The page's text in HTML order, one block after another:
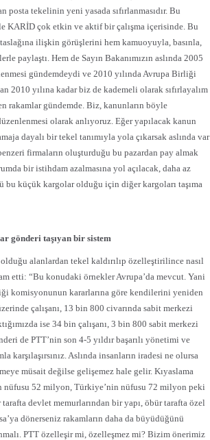
posta tekelinin yeni yasada sıfırlanmasıdır. Bu
KARİD çok etkin ve aktif bir çalışma içerisinde. Bu
ilişkin görüşlerini hem kamuoyuyla, basınla,
paylaştı. Hem de Sayın Bakanımızın aslında 2005
gündemdeydi ve 2010 yılında Avrupa Birliği
2010 yılına kadar biz de kademeli olarak sıfırlayalım
rakamlar gündemde. Biz, kanunların böyle
olarak anlıyoruz. Eğer yapılacak kanun
dayalı bir tekel tanımıyla yola çıkarsak aslında var
firmaların oluşturduğu bu pazardan pay almak
bir istihdam azalmasına yol açılacak, daha az
bu küçük kargolar olduğu için diğer kargoları taşıma
gönderi taşıyan bir sistem
alanlardan tekel kaldırılıp özelleştirilince nasıl
etti: “Bu konudaki örnekler Avrupa’da mevcut. Yani
komisyonunun kararlarına göre kendilerini yeniden
çalışanı, 13 bin 800 civarında sabit merkezi
ise 34 bin çalışanı, 3 bin 800 sabit merkezi
de PTT’nin son 4-5 yıldır başarılı yönetimi ve
karşılaşırsınız. Aslında insanların iradesi ne olursa
müsait değilse gelişemez hale gelir. Kıyaslama
nüfusu 52 milyon, Türkiye’nin nüfusu 72 milyon peki
devlet memurlarından bir yapı, öbür tarafta özel
dönerseniz rakamların daha da büyüdüğünü
PTT özelleşir mi, özelleşmez mi? Bizim önerimiz